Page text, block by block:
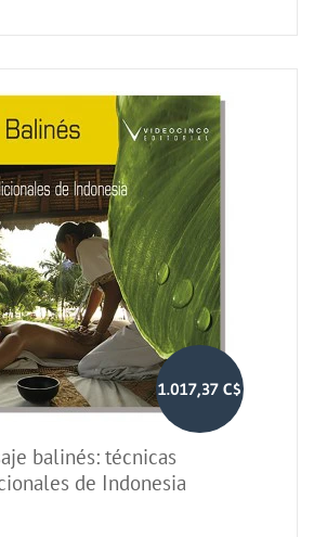
1.017,37 C$
balinés: técnicas
de Indonesia